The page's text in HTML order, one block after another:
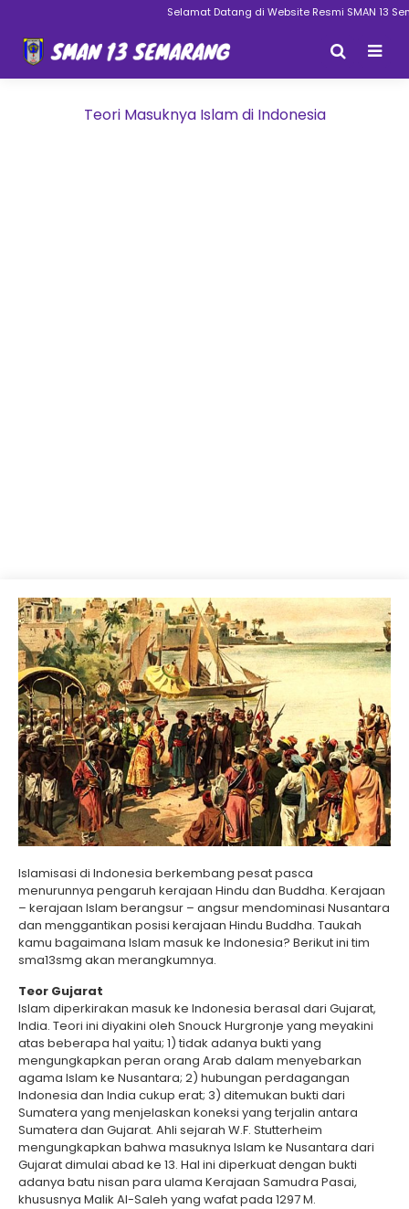
Selamat Datang di Website Resmi SMAN 13
Teori Masuknya Islam di Indonesia
Islamisasi di Indonesia berkembang pesat pasca
menurunnya pengaruh kerajaan Hindu dan Buddha. Kerajaan
– kerajaan Islam berangsur – angsur mendominasi Nusantara
dan menggantikan posisi kerajaan Hindu Buddha. Taukah
kamu bagaimana Islam masuk ke Indonesia? Berikut ini tim
sma13smg akan merangkumnya.
Teor Gujarat
Islam diperkirakan masuk ke Indonesia berasal dari Gujarat,
India. Teori ini diyakini oleh Snouck Hurgronje yang meyakini
atas beberapa hal yaitu; 1) tidak adanya bukti yang
mengungkapkan peran orang Arab dalam menyebarkan
agama Islam ke Nusantara; 2) hubungan perdagangan
Indonesia dan India cukup erat; 3) ditemukan bukti dari
Sumatera yang menjelaskan koneksi yang terjalin antara
Sumatera dan Gujarat. Ahli sejarah W.F. Stutterheim
mengungkapkan bahwa masuknya Islam ke Nusantara dari
Gujarat dimulai abad ke 13. Hal ini diperkuat dengan bukti
adanya batu nisan para ulama Kerajaan Samudra Pasai,
khususnya Malik Al-Saleh yang wafat pada 1297 M.